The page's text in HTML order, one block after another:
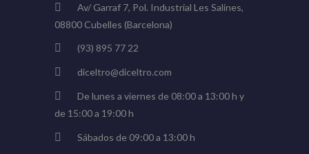
Av/ Garraf 7, Pol. Industrial Les Salines,
08800 Cubelles (Barcelona)
(93) 895 77 22
diceltro@diceltro.com
De lunes a viernes de 08:00 a 13:00 h y
de 15:00 a 19:00 h
Sábados de 09:00 a 13:00 h